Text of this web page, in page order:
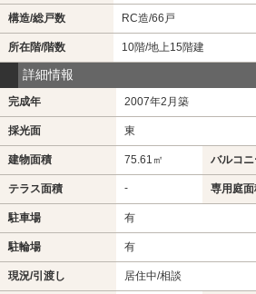
構造/総戸数 RC造/66戸
所在階/階数 10階/地上15階建
詳細情報
完成年 2007年2月築
採光面 東
建物面積 75.61㎡ バルコ
テラス面積 - 専用庭
駐車場 有
駐輪場 有
現況/引渡し 居住中/相談